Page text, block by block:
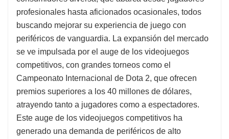
profesionales hasta aficionados ocasionales, todos
buscando mejorar su experiencia de juego con
periféricos de vanguardia. La expansión del mercado
se ve impulsada por el auge de los videojuegos
competitivos, con grandes torneos como el
Campeonato Internacional de Dota 2, que ofrecen
premios superiores a los 40 millones de dólares,
atrayendo tanto a jugadores como a espectadores.
Este auge de los videojuegos competitivos ha
generado una demanda de periféricos de alto